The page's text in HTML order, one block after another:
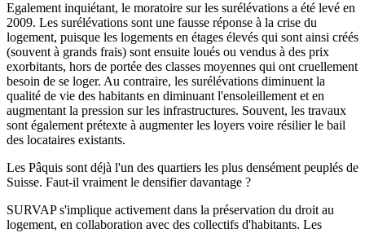
Egalement inquiétant, le moratoire sur les surélévations a été levé en
2009. Les surélévations sont une fausse réponse à la crise du
logement, puisque les logements en étages élevés qui sont ainsi créés
(souvent à grands frais) sont ensuite loués ou vendus à des prix
exorbitants, hors de portée des classes moyennes qui ont cruellement
besoin de se loger. Au contraire, les surélévations diminuent la
qualité de vie des habitants en diminuant l'ensoleillement et en
augmentant la pression sur les infrastructures. Souvent, les travaux
sont également prétexte à augmenter les loyers voire résilier le bail
des locataires existants.
Les Pâquis sont déjà l'un des quartiers les plus densément peuplés de
Suisse. Faut-il vraiment le densifier davantage ?
SURVAP s'implique activement dans la préservation du droit au
logement, en collaboration avec des collectifs d'habitants. Les